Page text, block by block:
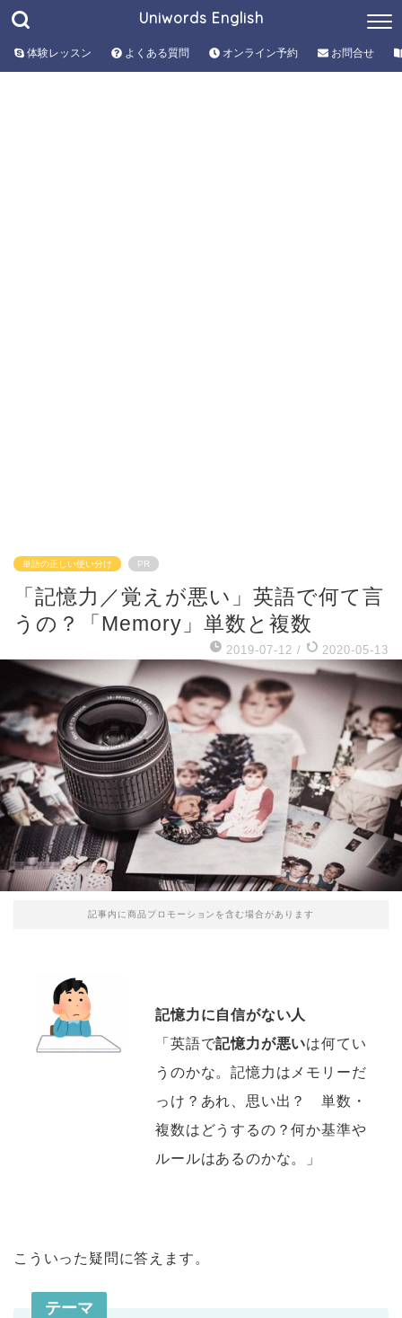
Uniwords English
体験レッスン よくある質問 オンライン予約 お問合せ
単語の正しい使い分け PR
「記憶力／覚えが悪い」英語で何て言
うの？「Memory」単数と複数
2019-07-12 / 2020-05-13
記事内に商品プロモーションを含む場合があります
記憶力に自信がない人
「英語で記憶力が悪いは何てい
うのかな。記憶力はメモリーだ
っけ？あれ、思い出？ 単数・
複数はどうするの？何か基準や
ルールはあるのかな。」
こういった疑問に答えます。
テーマ